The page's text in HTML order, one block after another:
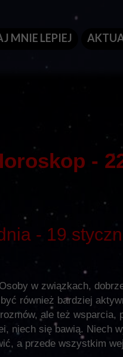
-
- 19
w związkach,
również bardziej
ale też wsparcia,
niech się bawią. Niech
a przede wszystkim
MNIE LEPIEJ